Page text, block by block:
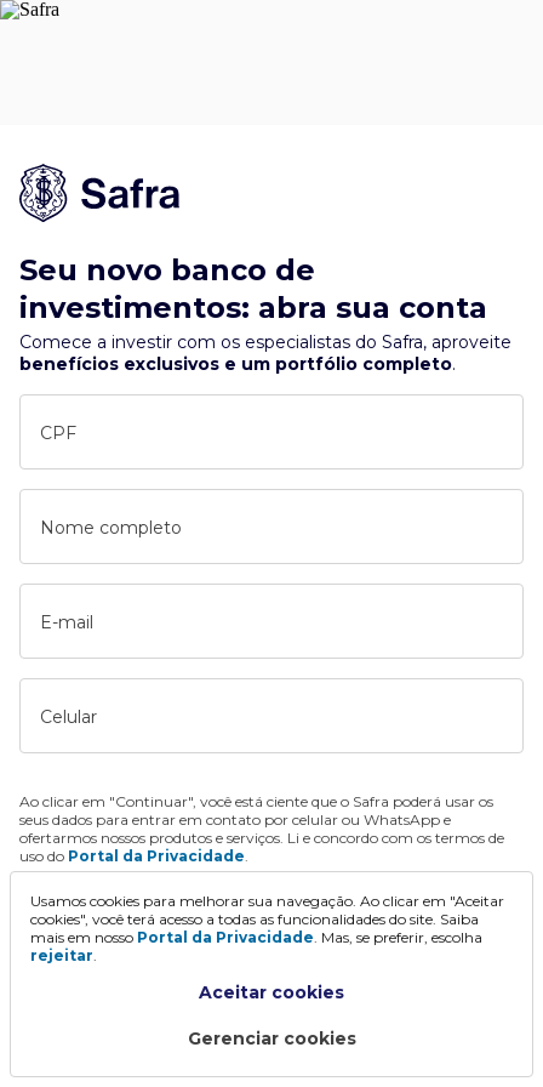
Seu novo banco de
investimentos: abra sua conta
Comece a investir com os especialistas do Safra, aproveite
benefícios exclusivos e um portfólio completo.
CPF
Nome completo
E-mail
Celular
Ao clicar em "Continuar", você está ciente que o Safra poderá usar os
seus dados para entrar em contato por celular ou WhatsApp e
ofertarmos nossos produtos e serviços. Li e concordo com os termos de
uso do Portal da Privacidade.
Continuar
Usamos cookies para melhorar sua navegação. Ao clicar em "Aceitar
cookies", você terá acesso a todas as funcionalidades do site. Saiba
mais em nosso Portal da Privacidade. Mas, se preferir, escolha
rejeitar.
Aceitar cookies
Gerenciar cookies